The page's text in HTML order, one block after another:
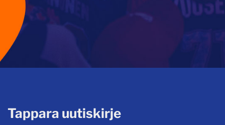
Tappara uutiskirje